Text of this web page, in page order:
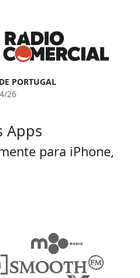
PORTUGAL
26
Apps
para iPhone,